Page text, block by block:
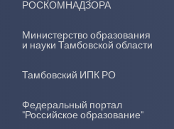
РОСКОМНАДЗОРА
Министерство образования
и науки Тамбовской области
Тамбовский ИПК РО
Федеральный портал
"Российское образование"